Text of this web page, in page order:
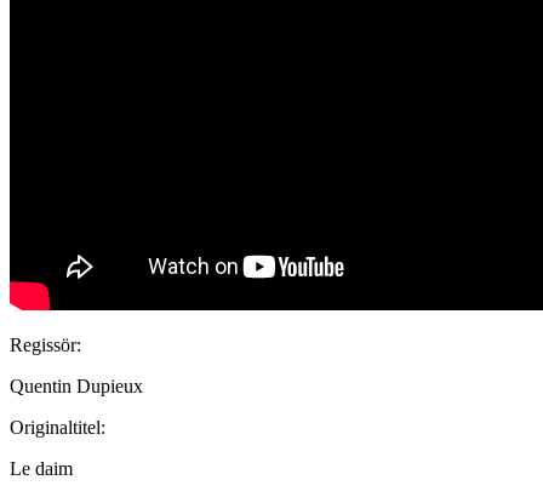
Regissör:
Quentin Dupieux
Originaltitel:
Le daim